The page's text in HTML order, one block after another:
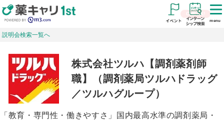
menu
説明会検索一覧へ
株式会社ツルハ【調剤薬剤師
職】（調剤薬局ツルハドラッグ
／ツルハグループ）
「教育・専門性・働きやすさ」国内最高水準の調剤薬局・